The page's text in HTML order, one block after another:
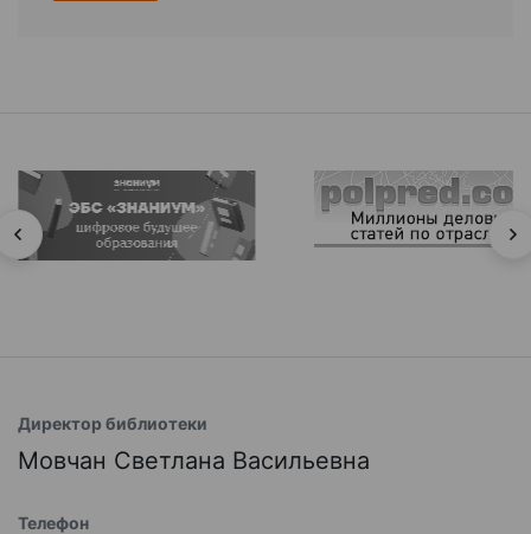
Директор библиотеки
Мовчан Светлана Васильевна
Телефон